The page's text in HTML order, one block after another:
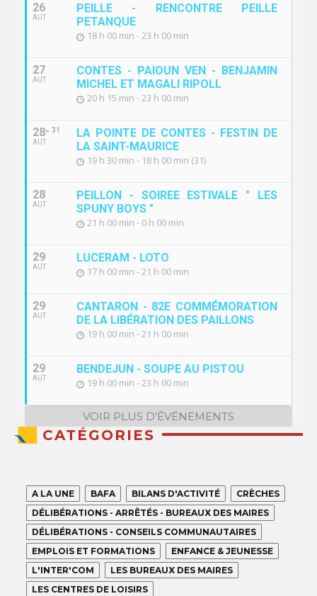
26
AUT
PEILLE - RENCONTRE PEILLE
PETANQUE
18 h 00 min - 23 h 00 min
27
AUT
CONTES - PAIOUN VEN - BENJAMIN
MICHEL ET MAGALI RIPOLL
20 h 15 min - 23 h 00 min
28
AUT
31
LA POINTE DE CONTES - FESTIN DE
LA SAINT-MAURICE
19 h 30 min - 18 h 00 min (31)
28
AUT
PEILLON - SOIREE ESTIVALE " LES
SPUNY BOYS "
21 h 00 min - 0 h 00 min
29
AUT
LUCERAM - LOTO
17 h 00 min - 21 h 00 min
29
AUT
CANTARON - 82E COMMÉMORATION
DE LA LIBÉRATION DES PAILLONS
19 h 00 min - 21 h 00 min
29
AUT
BENDEJUN - SOUPE AU PISTOU
19 h 00 min - 23 h 00 min
VOIR PLUS D'ÉVÉNEMENTS
CATÉGORIES
A LA UNE BAFA BILANS D'ACTIVITÉ
CRÈCHES
DÉLIBÉRATIONS - ARRÊTÉS - BUREAUX DES MAIRES
DÉLIBÉRATIONS - CONSEILS COMMUNAUTAIRES
EMPLOIS ET FORMATIONS
ENFANCE & JEUNESSE
L'INTER'COM
LES BUREAUX DES MAIRES
LES CENTRES DE LOISIRS